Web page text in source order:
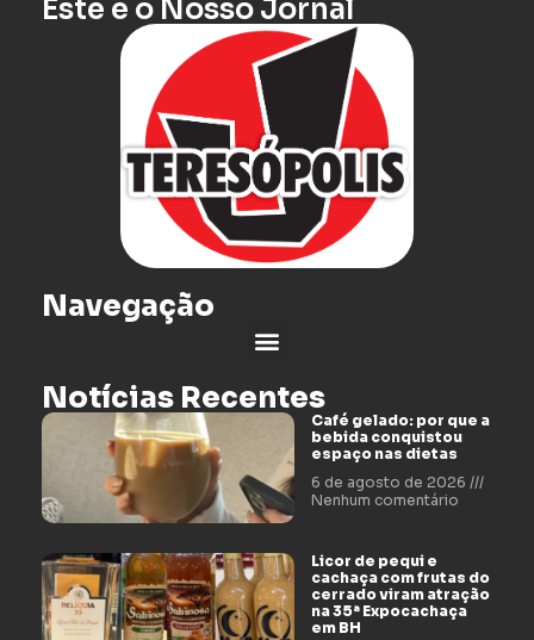
Este é o Nosso Jornal
Navegação
Notícias Recentes
Café gelado: por que a
bebida conquistou
espaço nas dietas
6 de agosto de 2026
Nenhum comentário
Licor de pequi e
cachaça com frutas do
cerrado viram atração
na 35ª Expocachaça
em BH